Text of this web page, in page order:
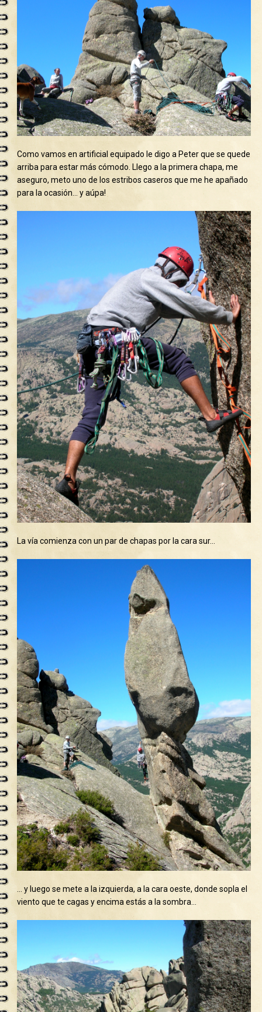
Como vamos en artificial equipado le digo a Peter que se quede
arriba para estar más cómodo. Llego a la primera chapa, me
aseguro, meto uno de los estribos caseros que me he apañado
para la ocasión… y aúpa!
La vía comienza con un par de chapas por la cara sur…
… y luego se mete a la izquierda, a la cara oeste, donde sopla el
viento que te cagas y encima estás a la sombra…